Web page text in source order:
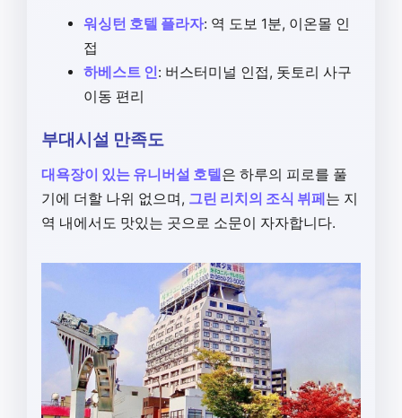
워싱턴 호텔 플라자: 역 도보 1분, 이온몰 인
접
하베스트 인: 버스터미널 인접, 돗토리 사구
이동 편리
부대시설 만족도
대욕장이 있는 유니버설 호텔은 하루의 피로를 풀
기에 더할 나위 없으며, 그린 리치의 조식 뷔페는 지
역 내에서도 맛있는 곳으로 소문이 자자합니다.